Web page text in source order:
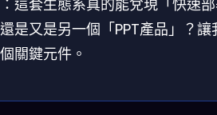
這套生態系真的能兌現「快速
是又是另一個「PPT產品」？讓
關鍵元件。